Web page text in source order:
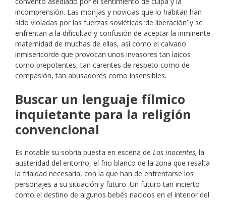
incomprensión. Las monjas y novicias que lo habitan han
sido violadas por las fuerzas soviéticas ‘de liberación’ y se
enfrentan a la dificultad y confusión de aceptar la inminente
maternidad de muchas de ellas, así como el calvario
inmisericorde que provocan unos invasores tan laicos
como prepotentes, tan carentes de respeto como de
compasión, tan abusadores como insensibles.
Buscar un lenguaje fílmico
inquietante para la religión
convencional
Es notable su sobria puesta en escena de Las inocentes, la
austeridad del entorno, el frio blanco de la zona que resalta
la frialdad necesaria, con la que han de enfrentarse los
personajes a su situación y futuro. Un futuro tan incierto
como el destino de algunos bebés nacidos en el interior del